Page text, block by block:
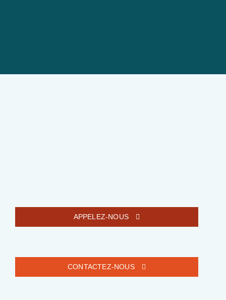
APPELEZ-NOUS
CONTACTEZ-NOUS